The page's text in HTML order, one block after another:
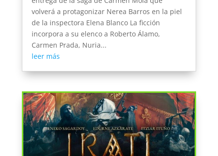
volverá a protagonizar Nerea Barros en la piel
de la inspectora Elena Blanco La ficción
incorpora a su elenco a Roberto Álamo,
Carmen Prada, Nuria...
leer más